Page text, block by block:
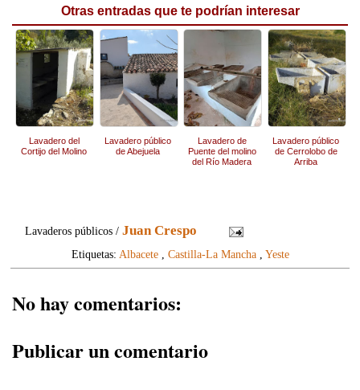
Otras entradas que te podrían interesar
Lavadero del
Cortijo del Molino
Lavadero público
de Abejuela
Lavadero de
Puente del molino
del Río Madera
Lavadero público
de Cerrolobo de
Arriba
Lavaderos públicos /Juan Crespo
Etiquetas: Albacete, Castilla-La Mancha, Yeste
No hay comentarios:
Publicar un comentario